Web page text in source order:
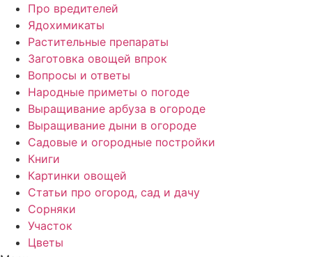
Про вредителей
Ядохимикаты
Растительные препараты
Заготовка овощей впрок
Вопросы и ответы
Народные приметы о погоде
Выращивание арбуза в огороде
Выращивание дыни в огороде
Садовые и огородные постройки
Книги
Картинки овощей
Статьи про огород, сад и дачу
Сорняки
Участок
Цветы